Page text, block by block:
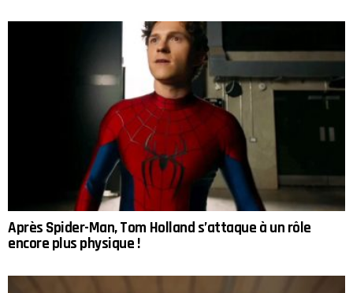
Après Spider-Man, Tom Holland s’attaque à un rôle
encore plus physique !